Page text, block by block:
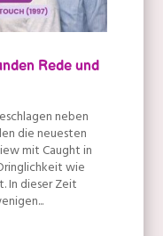
Rede und
neben
die neuesten
mit Caught in
wie
In dieser Zeit